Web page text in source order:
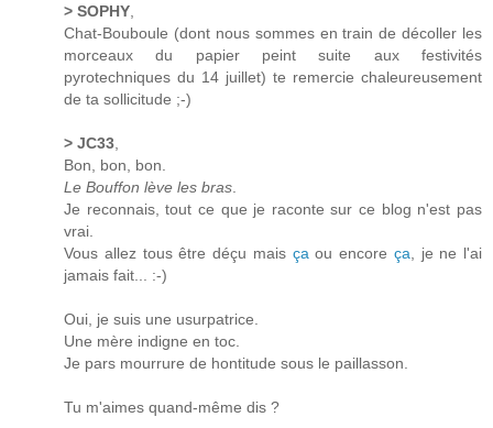
> SOPHY
Chat-Bouboule (dont nous sommes en train de décoller les
morceaux du papier peint suite aux festivités
pyrotechniques du 14 juillet) te remercie chaleureusement
de ta sollicitude ;-)
> JC33
Bon, bon, bon.
Le Bouffon lève les bras
Je reconnais, tout ce que je raconte sur ce blog n'est pas
vrai.
Vous allez tous être déçu mais ça ou encore ça , je ne l'ai
jamais fait... :-)
Oui, je suis une usurpatrice.
Une mère indigne en toc.
Je pars mourrure de hontitude sous le paillasson.
Tu m'aimes quand-même dis ?